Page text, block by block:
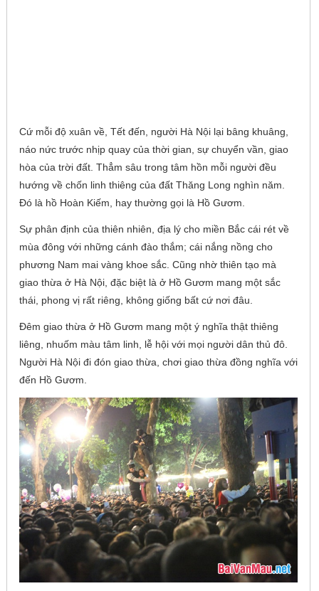
Cứ mỗi độ xuân về, Tết đến, người Hà Nội lại bâng khuâng,
náo nức trước nhịp quay của thời gian, sự chuyển vần, giao
hòa của trời đất. Thẳm sâu trong tâm hồn mỗi người đều
hướng về chốn linh thiêng của đất Thăng Long nghìn năm.
Đó là hồ Hoàn Kiếm, hay thường gọi là Hồ Gươm.
Sự phân định của thiên nhiên, địa lý cho miền Bắc cái rét về
mùa đông với những cánh đào thắm; cái nắng nồng cho
phương Nam mai vàng khoe sắc. Cũng nhờ thiên tạo mà
giao thừa ở Hà Nội, đặc biệt là ở Hồ Gươm mang một sắc
thái, phong vị rất riêng, không giống bất cứ nơi đâu.
Đêm giao thừa ở Hồ Gươm mang một ý nghĩa thật thiêng
liêng, nhuốm màu tâm linh, lễ hội với mọi người dân thủ đô.
Người Hà Nội đi đón giao thừa, chơi giao thừa đồng nghĩa với
đến Hồ Gươm.